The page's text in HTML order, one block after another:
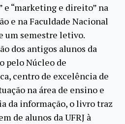
e “marketing e direito” na
e na Faculdade Nacional
um semestre letivo.
dos antigos alunos da
pelo Núcleo de
centro de excelência de
na área de ensino e
da informação, o livro traz
de alunos da UFRJ à